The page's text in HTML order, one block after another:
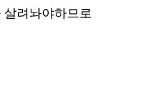
려놔야하므로